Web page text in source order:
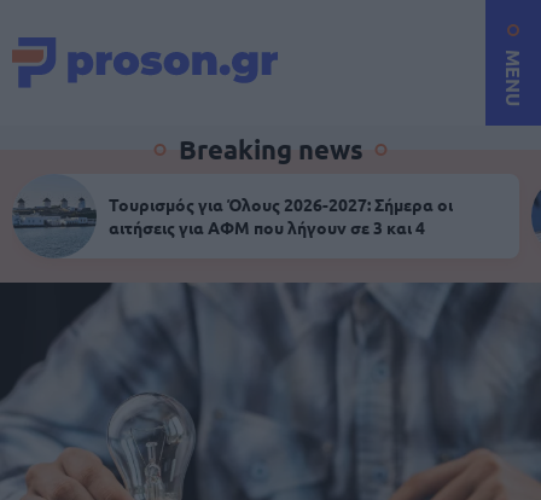
MENU
Breaking news
Τουρισμός για Όλους 2026-2027: Σήμερα οι
αιτήσεις για ΑΦΜ που λήγουν σε 3 και 4